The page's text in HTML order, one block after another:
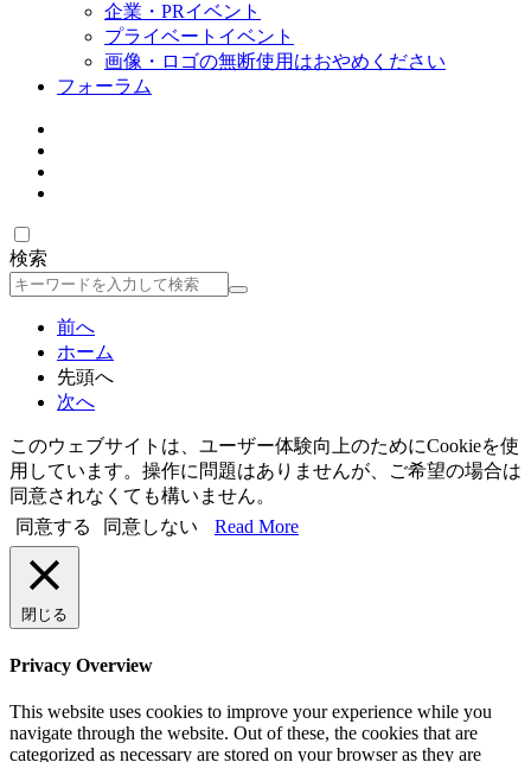
企業・PRイベント
プライベートイベント
画像・ロゴの無断使用はおやめください
フォーラム
検索
検
前へ
ホーム
先頭へ
次へ
このウェブサイトは、ユーザー体験向上のためにCookieを使
用しています。操作に問題はありませんが、ご希望の場合は
同意されなくても構いません。
同意する
同意しない Read More
閉じる
Privacy Overview
This website uses cookies to improve your experience while you
navigate through the website. Out of these, the cookies that are
categorized as necessary are stored on your browser as they are